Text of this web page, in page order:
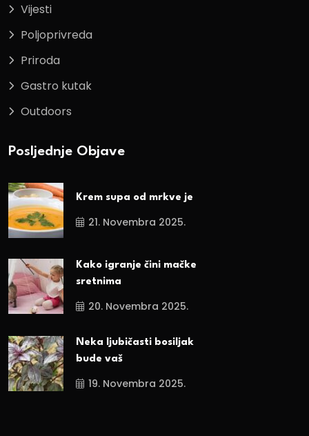
Vijesti
Poljoprivreda
Priroda
Gastro kutak
Outdoors
Posljednje Objave
Krem supa od mrkve je
21. Novembra 2025.
Kako igranje čini mačke
sretnima
20. Novembra 2025.
Neka ljubičasti bosiljak
bude vaš
19. Novembra 2025.